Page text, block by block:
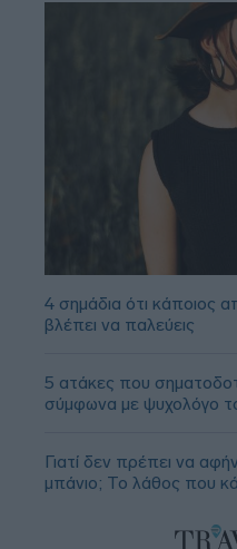
4 σημάδια ότι κάποιος
βλέπει να παλεύεις
5 ατάκες που
σύμφωνα με ψυχολόγο
Γιατί δεν πρέπει να
μπάνιο; Το λάθος που